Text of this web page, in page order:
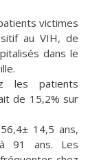
victimes
au VIH, de
dans le
les patients
de 15,2% sur
14,5 ans,
91 ans. Les